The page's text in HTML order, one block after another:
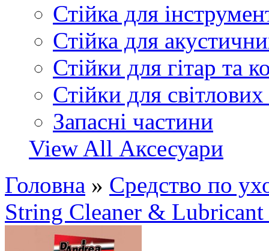
Стійка для
Стійка для
Стійки для гітар та
Стійки для
Запасні частини
View All Аксесуари
Головна » Средство по
String Cleaner &